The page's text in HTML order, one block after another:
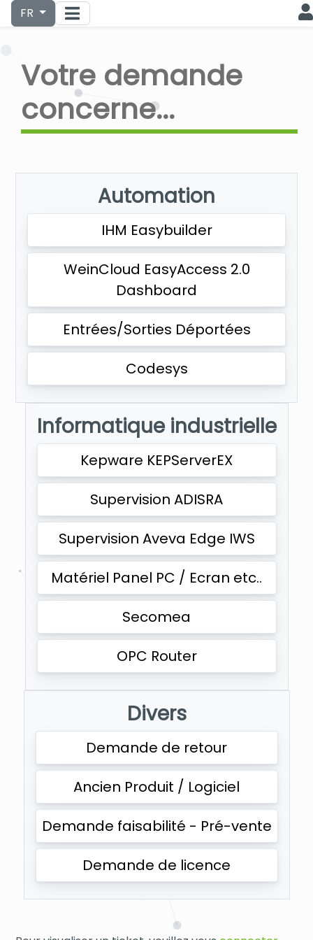
FR
Votre demande
concerne...
Automation
IHM Easybuilder
WeinCloud EasyAccess 2.0
Dashboard
Entrées/Sorties Déportées
Codesys
Informatique industrielle
Kepware KEPServerEX
Supervision ADISRA
Supervision Aveva Edge IWS
Matériel Panel PC / Ecran etc..
Secomea
OPC Router
Divers
Demande de retour
Ancien Produit / Logiciel
Demande faisabilité - Pré-vente
Demande de licence